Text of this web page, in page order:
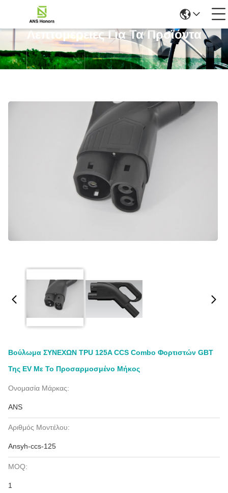
Λεπτομέρειες Για Τα Προϊόντα
Βούλωμα ΣΥΝΕΧΩΝ TPU 125A CCS Combo Φορτιστών GBT
Της EV Με Το Προσαρμοσμένο Μήκος
Ονομασία Μάρκας:
ANS
Αριθμός Μοντέλου:
Ansyh-ccs-125
MOQ:
1